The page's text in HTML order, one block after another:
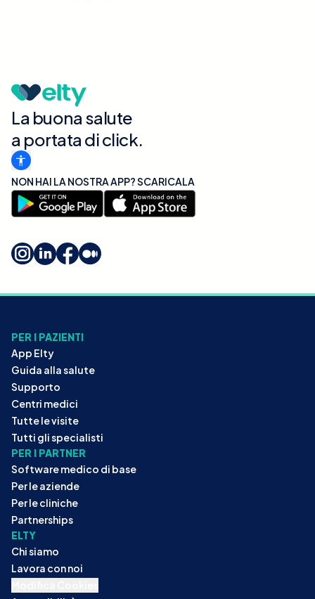
La buona salute
a portata di click.
NON HAI LA NOSTRA APP? SCARICALA
PER I PAZIENTI
App Elty
Guida alla salute
Supporto
Centri medici
Tutte le visite
Tutti gli specialisti
PER I PARTNER
Software medico di base
Per le aziende
Per le cliniche
Partnerships
ELTY
Chi siamo
Lavora con noi